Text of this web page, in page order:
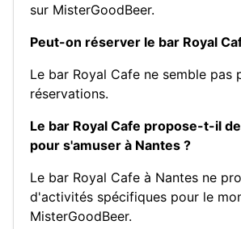
sur MisterGoodBeer.
Peut-on réserver le bar Royal
Le bar Royal Cafe ne semble pas
réservations.
Le bar Royal Cafe propose-t-il
pour s'amuser à Nantes ?
Le bar Royal Cafe à Nantes ne
d'activités spécifiques pour le
MisterGoodBeer.